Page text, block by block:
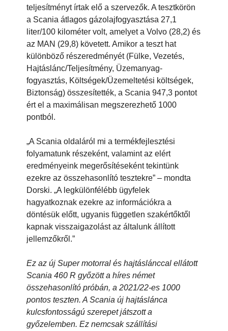
teljesítményt írtak elő a szervezők. A tesztkörön
a Scania átlagos gázolajfogyasztása 27,1
liter/100 kilométer volt, amelyet a Volvo (28,2) és
az MAN (29,8) követett. Amikor a teszt hat
különböző részeredményét (Fülke, Vezetés,
Hajtáslánc/Teljesítmény, Üzemanyag-
fogyasztás, Költségek/Üzemeltetési költségek,
Biztonság) összesítették, a Scania 947,3 pontot
ért el a maximálisan megszerezhető 1000
pontból.
„A Scania oldaláról mi a termékfejlesztési
folyamatunk részeként, valamint az elért
eredményeink megerősítéseként tekintünk
ezekre az összehasonlító tesztekre” – mondta
Dorski. „A legkülönfélébb ügyfelek
hagyatkoznak ezekre az információkra a
döntésük előtt, ugyanis független szakértőktől
kapnak visszaigazolást az általunk állított
jellemzőkről.”
Ez az új Super motorral és hajtáslánccal ellátott
Scania 460 R győzött a híres német
összehasonlító próbán, a 2021/22-es 1000
pontos teszten. A Scania új hajtáslánca
kulcsfontosságú szerepet játszott a
győzelemben. Ez nemcsak szállítási